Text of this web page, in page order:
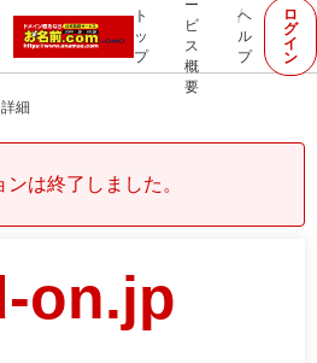
ト
ッ
プ
ー
ビ
ス
概
要
ヘ
ル
プ
ロ
グ
イ
ン
細
ンは終了しました。
on.jp